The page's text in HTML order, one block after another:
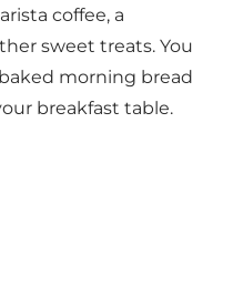
coffee, a
sweet treats. You
morning bread
breakfast table.